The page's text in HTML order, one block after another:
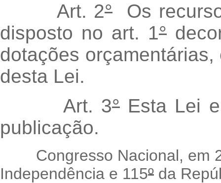
Art. 2° Os
disposto no art. 1°
dotações
desta Lei.
Art. 3° Esta Lei
publicação.
Congresso Nacional, em
Independência e 115º da